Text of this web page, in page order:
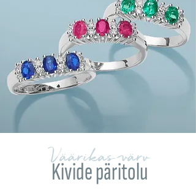
Väärikas värv
Kivide päritolu